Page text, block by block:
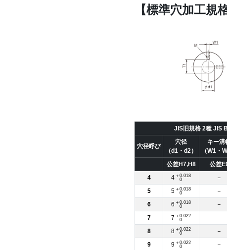
【標準穴加工規格
JIS旧規格 2種 JIS
穴径呼び
穴径
（d1・d2）
キー溝
（W1・
公差H7,H8 公差
4
4 ＋0.018
0
－
5
5 ＋0.018
0
－
6
6 ＋0.018
0
－
7
7 ＋0.022
0
－
8
8 ＋0.022
0
－
9
9 ＋0.022
0
－